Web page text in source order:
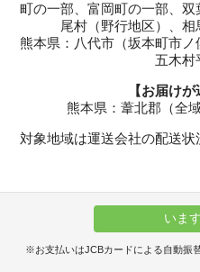
町の一部、富岡町の一部、
尾村（野行地区）、相
熊本県：八代市（坂本町市ノ
五木村
【お届けが
熊本県：葦北郡（全
対象地域は運送会社の配送状
いま
お支払いはJCBカードによる自動振